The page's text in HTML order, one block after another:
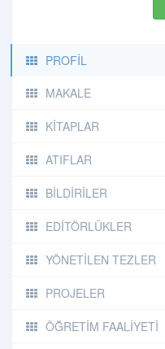
PROFİL
MAKALE
KİTAPLAR
ATIFLAR
BİLDİRİLER
EDİTÖRLÜKLER
YÖNETİLEN TEZLER
PROJELER
ÖĞRETİM FAALİYETİ